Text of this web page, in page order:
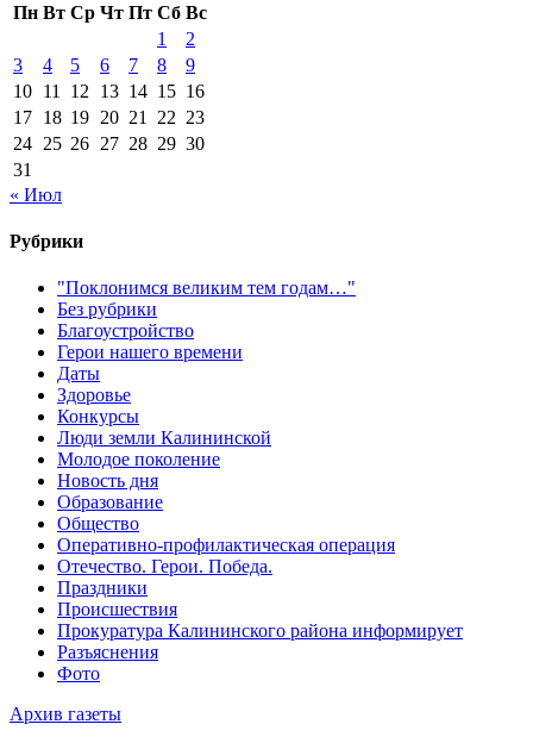
Пн Вт Ср Чт Пт Сб Вс
1
2
3
4 5 6 7 8
9
10 11 12 13 14 15 16
17 18 19 20 21 22 23
24 25 26 27 28 29 30
31
« Июл
Рубрики
"Поклонимся великим тем годам…"
Без рубрики
Благоустройство
Герои нашего времени
Даты
Здоровье
Конкурсы
Люди земли Калининской
Молодое поколение
Новость дня
Образование
Общество
Оперативно-профилактическая операция
Отечество. Герои. Победа.
Праздники
Происшествия
Прокуратура Калининского района информирует
Разъяснения
Фото
Архив газеты